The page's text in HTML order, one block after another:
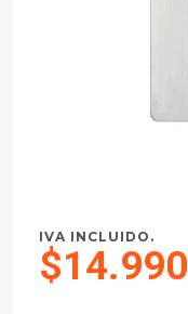
IVA INCLUIDO.
$14.990